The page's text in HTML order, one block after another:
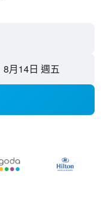
8月14日 週五